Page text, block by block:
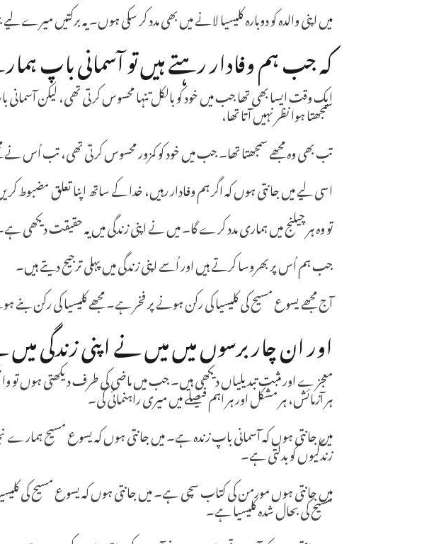
میں اپنی والدہ کو دوبارہ کلیسیا لانے میں بھی مدد کر سکی ہوں۔ یہ برکتیں میرے لیے
کہ جب ہم وفادار رہتے ہیں تو آسمانی باپ
ایک وقت ایسا بھی تھا جب میں خود کو بالکل تنہا محسوس کرتی تھی، لیکن
سمجھتا ہوا نظر نہیں آتا تھا،
تب بھی وہ مجھے سمجھتا تھا۔ جب میں خود کو کمزور محسوس کرتی تھی، تب اُس
اسی لیے میں جانتی ہوں کہ اگر ہم وفادار رہیں، خدا کے ساتھ اپنا تعلق
تو وہ ہر چیلنج میں ہماری مدد کرے گا۔ میں نے اپنی زندگی میں یہ حقیقت دیکھی
جب ہم اُس پر بھروسا کرتے ہیں اور اُسے اپنی زندگی میں پہلی ترجیح دیتے ہیں۔
آج مجھے یسوع مسیح کی کلیسیا کی رکن ہونے پر فخر ہے۔ مجھے کلیسیا کی رکن
اور ان چار برسوں میں میں نے اپنی زندگی میں
معجزے اور مثبت تبدیلیاں دیکھی ہیں۔ جب میں ماضی کی طرف دیکھتی ہوں تو
ہر آزمائش، ہر مشکل اور ہر اہم فیصلے میں میری راہنمائی کی۔
میں جانتی ہوں کہ آسمانی باپ زندہ ہے۔ میں جانتی ہوں کہ یسوع مسیح ہمارے
زندگیوں کو بدلتی ہے۔
میں جانتی ہوں مورمن کی کتاب سچی ہے۔ میں جانتی ہوں کہ یسوع مسیح کی
مسیح کی بحال شدہ کلیسیا ہے۔